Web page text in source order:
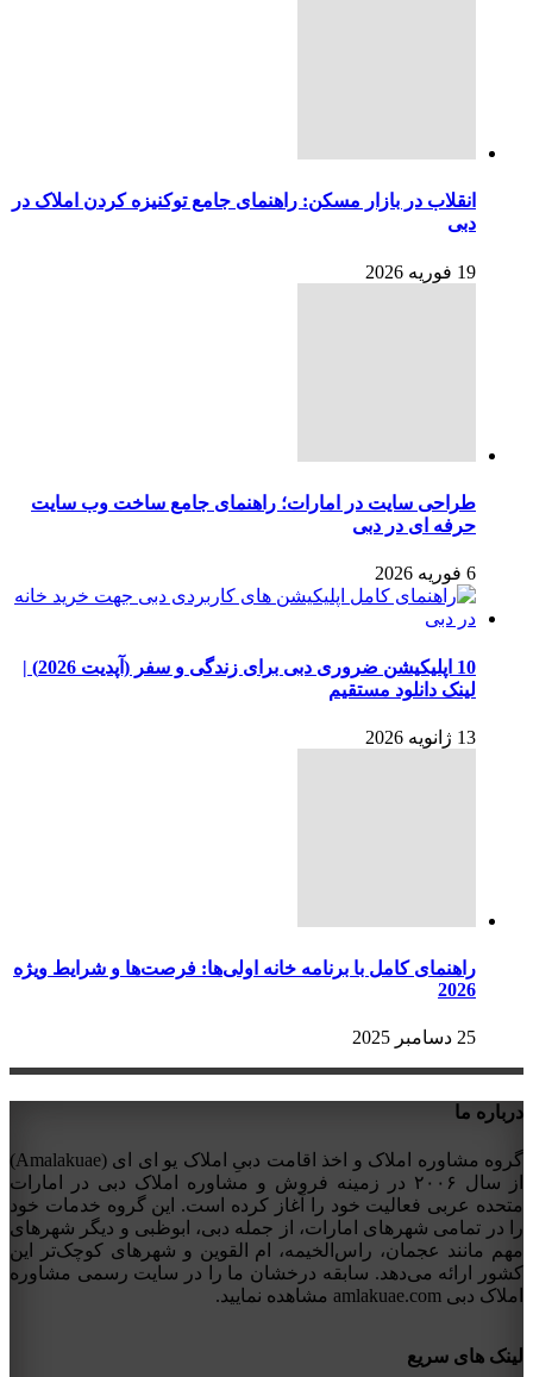
انقلاب در بازار مسکن: راهنمای جامع توکنیزه کردن املاک در
دبی
19 فوریه 2026
طراحی سایت در امارات؛ راهنمای جامع ساخت وب سایت
حرفه ای در دبی
6 فوریه 2026
10 اپلیکیشن ضروری دبی برای زندگی و سفر (آپدیت 2026) |
لینک دانلود مستقیم
13 ژانویه 2026
راهنمای کامل با برنامه خانه اولی‌ها: فرصت‌ها و شرایط ویژه
2026
25 دسامبر 2025
درباره ما
گروه مشاوره املاک و اخذ اقامت دبیِ املاک یو ای ای (Amalakuae)
از سال ۲۰۰۶ در زمینه فروش و مشاوره املاک دبی در امارات
متحده عربی فعالیت خود را آغاز کرده است. این گروه خدمات خود
را در تمامی شهرهای امارات، از جمله دبی، ابوظبی و دیگر شهرهای
مهم مانند عجمان، راس‌الخیمه، ام القوین و شهرهای کوچک‌تر این
کشور ارائه می‌دهد. سابقه درخشان ما را در سایت رسمی مشاوره
املاک دبی amlakuae.com مشاهده نمایید.
لینک های سریع